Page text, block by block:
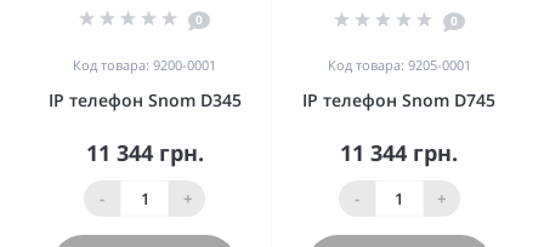
0
Код товара: 9200-0001
IP телефон Snom D345
11 344 грн.
- +
0
Код товара: 9205-0001
IP телефон Snom D745
11 344 грн.
- +